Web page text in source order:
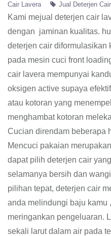
Cair Lavera
Jual Deterjen
Kami mejual deterjen cair
dengan jaminan kualitas.
deterjen cair diformulasikan
pada mesin cuci front
cair lavera mempunyai
oksigen active supaya
atau kotoran yang
menghambat kotoran
Cucian direndam beberapa
Mencuci pakaian
dapat pilih deterjen cair
selamanya bersih dan
pilihan tepat, deterjen cair
anda melindungi baju kamu
meringankan pengeluaran.
sekali larut dalam air pada